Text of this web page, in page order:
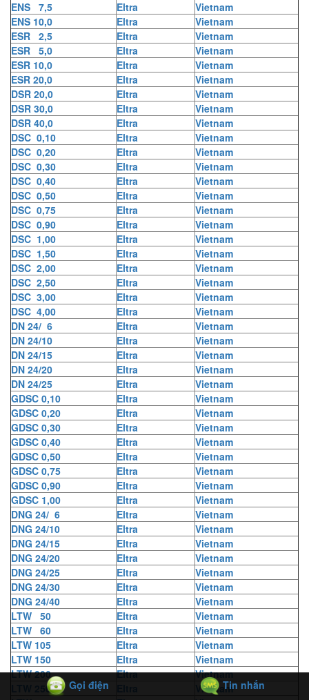
ENS 7,5
Eltra
Vietnam
ENS 10,0
Eltra
Vietnam
ESR 2,5
Eltra
Vietnam
ESR 5,0
Eltra
Vietnam
ESR 10,0
Eltra
Vietnam
ESR 20,0
Eltra
Vietnam
DSR 20,0
Eltra
Vietnam
DSR 30,0
Eltra
Vietnam
DSR 40,0
Eltra
Vietnam
DSC 0,10
Eltra
Vietnam
DSC 0,20
Eltra
Vietnam
DSC 0,30
Eltra
Vietnam
DSC 0,40
Eltra
Vietnam
DSC 0,50
Eltra
Vietnam
DSC 0,75
Eltra
Vietnam
DSC 0,90
Eltra
Vietnam
DSC 1,00
Eltra
Vietnam
DSC 1,50
Eltra
Vietnam
DSC 2,00
Eltra
Vietnam
DSC 2,50
Eltra
Vietnam
DSC 3,00
Eltra
Vietnam
DSC 4,00
Eltra
Vietnam
DN 24/ 6
Eltra
Vietnam
DN 24/10
Eltra
Vietnam
DN 24/15
Eltra
Vietnam
DN 24/20
Eltra
Vietnam
DN 24/25
Eltra
Vietnam
GDSC 0,10
Eltra
Vietnam
GDSC 0,20
Eltra
Vietnam
GDSC 0,30
Eltra
Vietnam
GDSC 0,40
Eltra
Vietnam
GDSC 0,50
Eltra
Vietnam
GDSC 0,75
Eltra
Vietnam
GDSC 0,90
Eltra
Vietnam
GDSC 1,00
Eltra
Vietnam
DNG 24/ 6
Eltra
Vietnam
DNG 24/10
Eltra
Vietnam
DNG 24/15
Eltra
Vietnam
DNG 24/20
Eltra
Vietnam
DNG 24/25
Eltra
Vietnam
DNG 24/30
Eltra
Vietnam
DNG 24/40
Eltra
Vietnam
LTW 50
Eltra
Vietnam
LTW 60
Eltra
Vietnam
LTW 105
Eltra
Vietnam
LTW 150
Eltra
Vietnam
LTW 200
Eltra
Vietnam
LTW 250
Vietnam
Gọi điện Tin nhắn